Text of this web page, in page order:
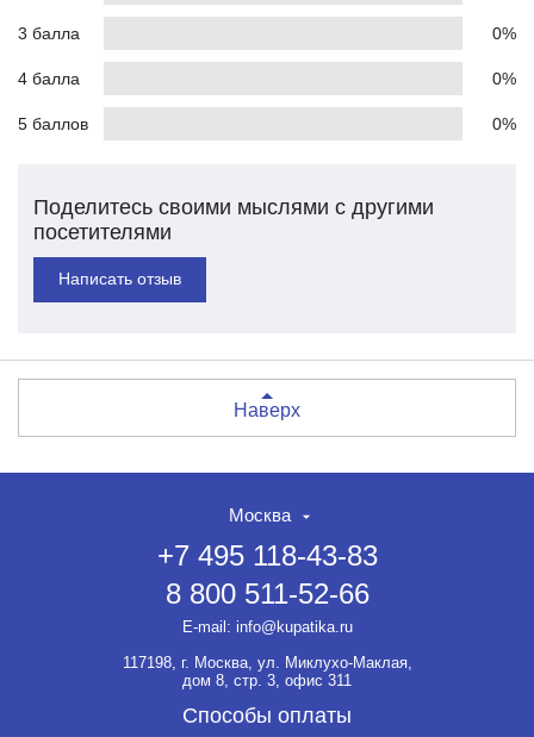
3 балла 0%
4 балла 0%
5 баллов 0%
Поделитесь своими мыслями с другими
посетителями
Написать отзыв
Наверх
Москва
+7 495 118-43-83
8 800 511-52-66
E-mail: info@kupatika.ru
117198, г. Москва, ул. Миклухо-Маклая,
дом 8, стр. 3, офис 311
Способы оплаты